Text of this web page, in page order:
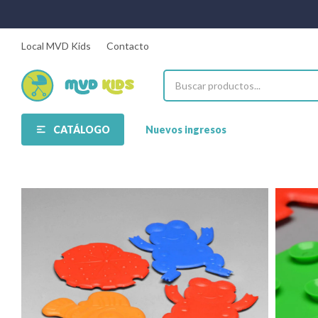
CATÁLOGO Nuevos ingresos
Local MVD Kids Contacto